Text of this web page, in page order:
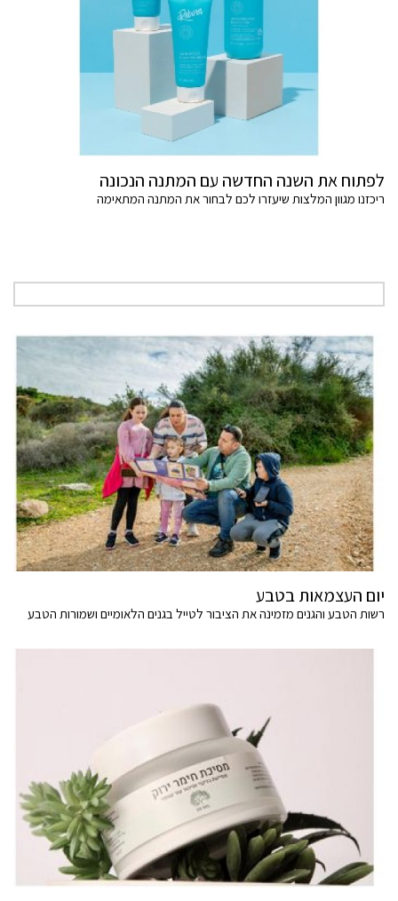
לפתוח את השנה החדשה עם המתנה הנכונה
ריכזנו מגוון המלצות שיעזרו לכם לבחור את המתנה המתאימה
יום העצמאות בטבע
רשות הטבע והגנים מזמינה את הציבור לטייל בגנים הלאומיים ושמורות הטבע